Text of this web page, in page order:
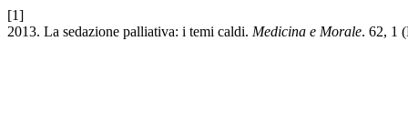
[1]
2013. La sedazione palliativa: i temi caldi. Medicina e Morale. 62, 1